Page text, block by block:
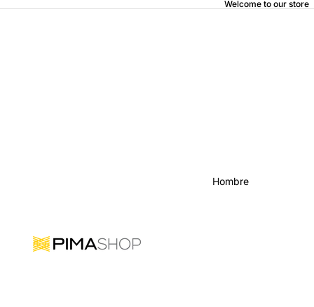
Welcome to our store
Hombre